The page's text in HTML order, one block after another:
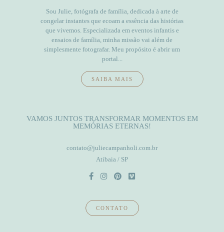
Sou Julie, fotógrafa de família, dedicada à arte de
congelar instantes que ecoam a essência das histórias
que vivemos. Especializada em eventos infantis e
ensaios de família, minha missão vai além de
simplesmente fotografar. Meu propósito é abrir um
portal...
SAIBA MAIS
VAMOS JUNTOS TRANSFORMAR MOMENTOS EM
MEMÓRIAS ETERNAS!
contato@juliecampanholi.com.br
Atibaia / SP
CONTATO